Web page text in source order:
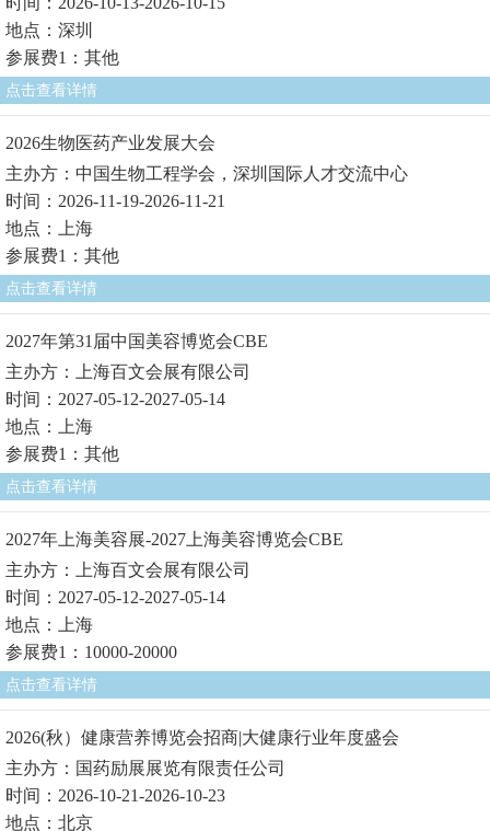
地点：深圳
参展费1：其他
点击查看详情
2026生物医药产业发展大会
主办方：中国生物工程学会，深圳国际人才交流中心
时间：2026-11-19-2026-11-21
地点：上海
参展费1：其他
点击查看详情
2027年第31届中国美容博览会CBE
主办方：上海百文会展有限公司
时间：2027-05-12-2027-05-14
地点：上海
参展费1：其他
点击查看详情
2027年上海美容展-2027上海美容博览会CBE
主办方：上海百文会展有限公司
时间：2027-05-12-2027-05-14
地点：上海
参展费1：10000-20000
点击查看详情
2026(秋）健康营养博览会招商|大健康行业年度盛会
主办方：国药励展展览有限责任公司
时间：2026-10-21-2026-10-23
地点：北京